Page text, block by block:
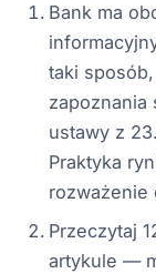
Bank ma
taki
zapoznania
ustawy z
Praktyka
rozważenie
Przeczytaj
artykule —